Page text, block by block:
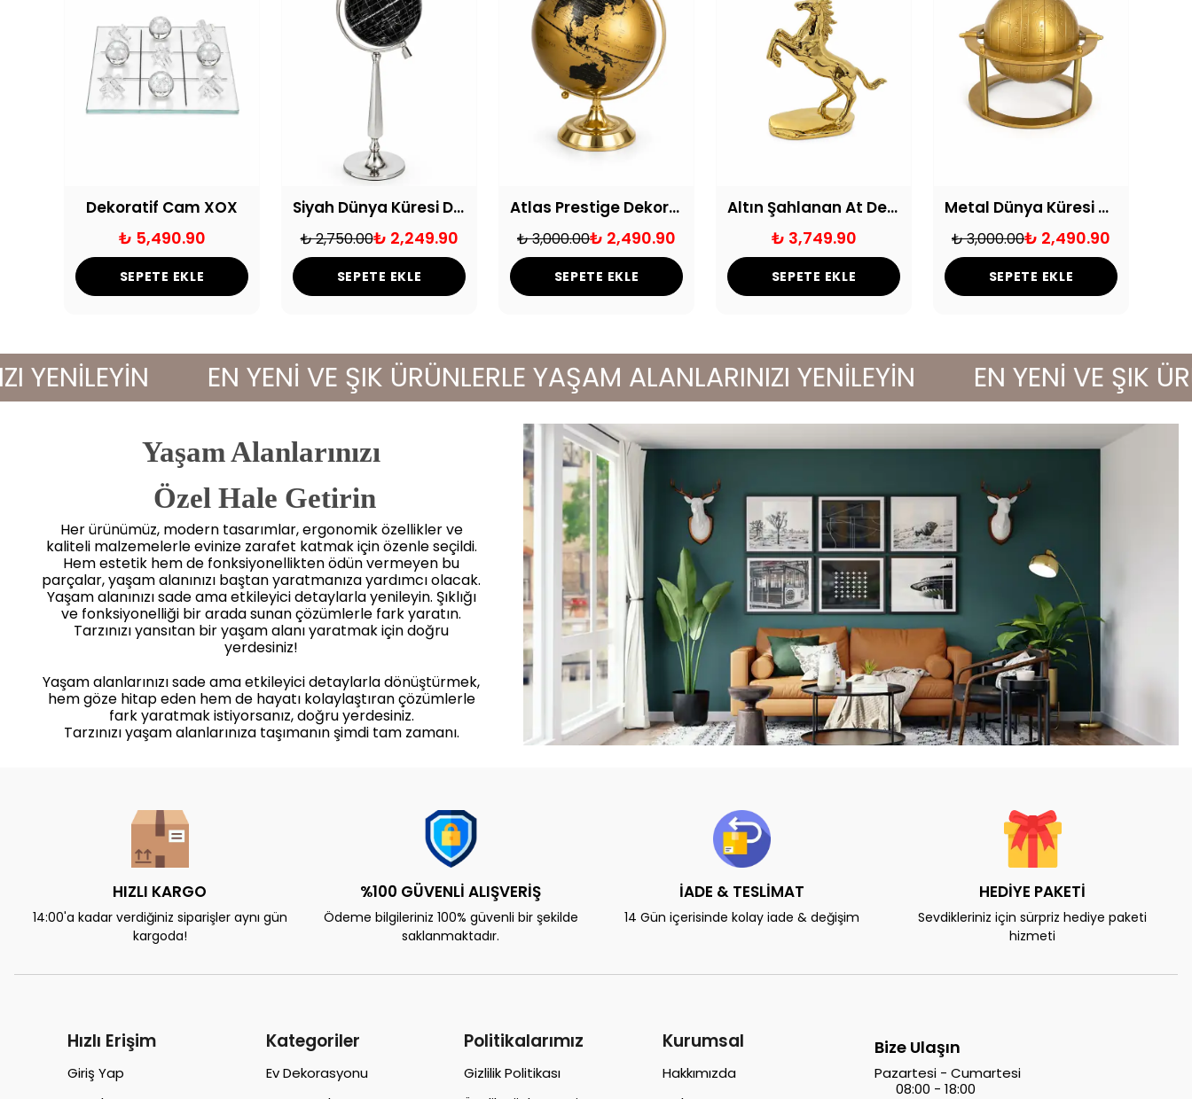
Dekoratif Cam XOX
₺ 5,490.90
SEPETE EKLE
Siyah Dünya Küresi Dekoratif Obje
₺ 2,750.00₺ 2,249.90
SEPETE EKLE
Atlas Prestige Dekoratif Dünya Küresi
₺ 3,000.00₺ 2,490.90
SEPETE EKLE
Altın Şahlanan At Dekoratif Biblo
₺ 3,749.90
SEPETE EKLE
Metal Dünya Küresi Dekoratif Obje
₺ 3,000.00₺ 2,490.90
SEPETE EKLE
EN YENİ VE ŞIK ÜRÜNLERLE YAŞAM ALANLARINIZI YENİLEYİN EN YENİ VE ŞIK
Yaşam Alanlarınızı
Özel Hale Getirin
Her ürünümüz, modern tasarımlar, ergonomik özellikler ve
kaliteli malzemelerle evinize zarafet katmak için özenle seçildi.
Hem estetik hem de fonksiyonellikten ödün vermeyen bu
parçalar, yaşam alanınızı baştan yaratmanıza yardımcı olacak.
Yaşam alanınızı sade ama etkileyici detaylarla yenileyin. Şıklığı
ve fonksiyonelliği bir arada sunan çözümlerle fark yaratın.
Tarzınızı yansıtan bir yaşam alanı yaratmak için doğru
yerdesiniz!
Yaşam alanlarınızı sade ama etkileyici detaylarla dönüştürmek,
hem göze hitap eden hem de hayatı kolaylaştıran çözümlerle
fark yaratmak istiyorsanız, doğru yerdesiniz.
Tarzınızı yaşam alanlarınıza taşımanın şimdi tam zamanı.
HIZLI KARGO
14:00'a kadar verdiğiniz siparişler aynı gün
kargoda!
%100 GÜVENLİ ALIŞVERİŞ
Ödeme bilgileriniz 100% güvenli bir şekilde
saklanmaktadır.
İADE & TESLİMAT
14 Gün içerisinde kolay iade & değişim
HEDİYE PAKETİ
Sevdikleriniz için sürpriz hediye paketi
hizmeti
Hızlı Erişim
Giriş Yap
Kategoriler
Ev Dekorasyonu
Politikalarımız
Gizlilik Politikası
Kurumsal
Hakkımızda
Bize Ulaşın
Pazartesi - Cumartesi
08:00 - 18:00